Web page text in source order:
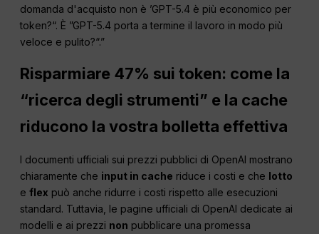
domanda d'acquisto non è ’GPT-5.4 è più economico per
token?“. È ”GPT-5.4 porta a termine il lavoro in modo più
veloce e pulito?“.”
Risparmiare 47% sui token: come la
“ricerca degli strumenti” e la cache
riducono la vostra bolletta effettiva
I documenti ufficiali sui prezzi pubblici di OpenAI mostrano
chiaramente che input in cache riduce i costi e che lotto
eflex può anche ridurre i costi rispetto alle esecuzioni
standard. Tuttavia, le pagine ufficiali di OpenAI dedicate ai
modelli e ai prezzi non pubblicare una promessa